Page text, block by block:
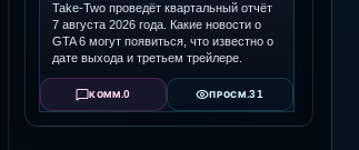
Take-Two проведёт квартальный отчёт
7 августа 2026 года. Какие новости о
GTA 6 могут появиться, что известно о
дате выхода и третьем трейлере.
КОММ.0 ПРОСМ.31